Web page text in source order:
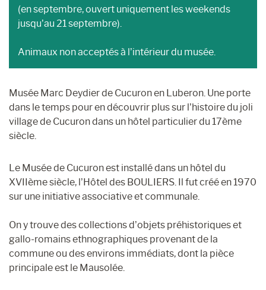
(en septembre, ouvert uniquement les weekends
jusqu’au 21 septembre).
Animaux non acceptés à l’intérieur du musée.
Musée Marc Deydier de Cucuron en Luberon. Une porte
dans le temps pour en découvrir plus sur l’histoire du joli
village de Cucuron dans un hôtel particulier du 17ème
siècle.
Le Musée de Cucuron est installé dans un hôtel du
XVIIème siècle, l’Hôtel des BOULIERS. Il fut créé en 1970
sur une initiative associative et communale.
On y trouve des collections d’objets préhistoriques et
gallo-romains ethnographiques provenant de la
commune ou des environs immédiats, dont la pièce
principale est le Mausolée.